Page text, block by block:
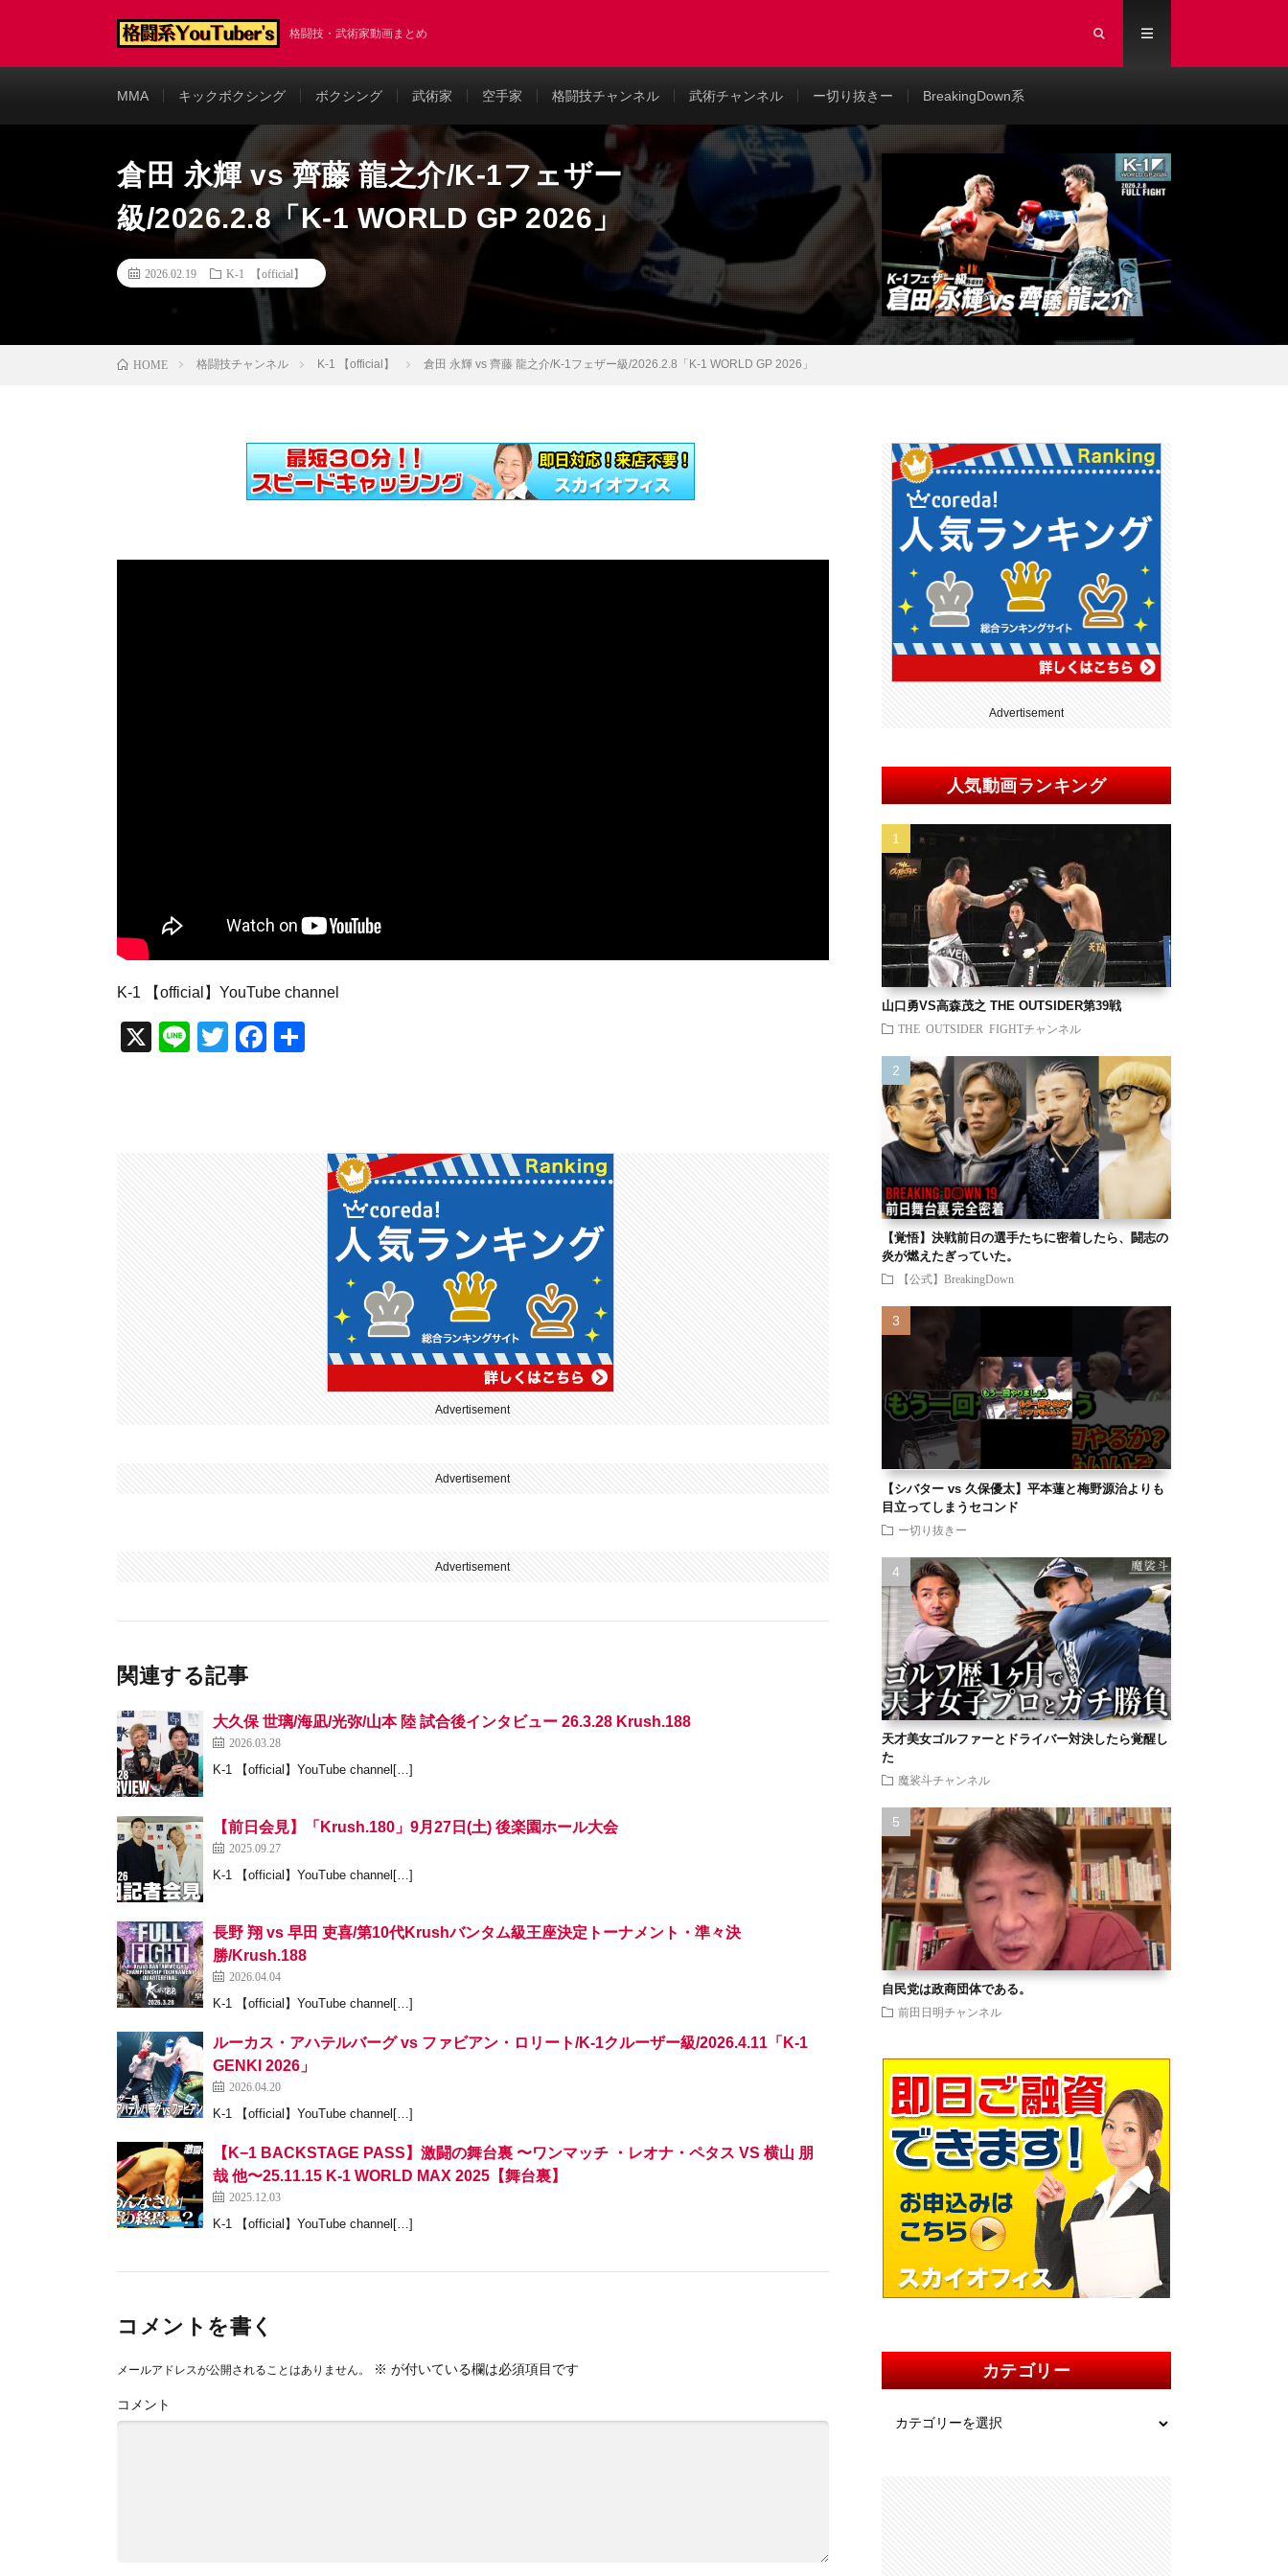
格闘技・武術家動画まとめ
MMA キックボクシング ボクシング 武術家 空手家 格闘技チャンネル 武術チャンネル ー切り抜きー BreakingDown系
倉田 永輝 vs 齊藤 龍之介/K-1フェザー
級/2026.2.8「K-1 WORLD GP 2026」
2026.02.19 K-1 【official】
HOME 格闘技チャンネル K-1 【official】 倉田 永輝 vs 齊藤 龍之介/K-1フェザー級/2026.2.8「K-1 WORLD GP 2026」
K-1 【official】YouTube channel
X
Li
T
F
Advertisement
Advertisement
Advertisement
関連する記事
大久保 世璃/海凪/光弥/山本 陸 試合後インタビュー 26.3.28 Krush.188
2026.03.28
K-1 【official】YouTube channel[…]
【前日会見】「Krush.180」9月27日(土) 後楽園ホール大会
2025.09.27
K-1 【official】YouTube channel[…]
長野 翔 vs 早田 吏喜/第10代Krushバンタム級王座決定トーナメント・準々決
勝/Krush.188
2026.04.04
K-1 【official】YouTube channel[…]
ルーカス・アハテルバーグ vs ファビアン・ロリート/K-1クルーザー級/2026.4.11「K-1
GENKI 2026」
2026.04.20
K-1 【official】YouTube channel[…]
【K−1 BACKSTAGE PASS】激闘の舞台裏 〜ワンマッチ ・レオナ・ペタス VS 横山 朋
哉 他〜25.11.15 K-1 WORLD MAX 2025【舞台裏】
2025.12.03
K-1 【official】YouTube channel[…]
コメントを書く
メールアドレスが公開されることはありません。 ※ が付いている欄は必須項目です
コメント
Advertisement
人気動画ランキング
山口勇VS高森茂之 THE OUTSIDER第39戦
THE OUTSIDER FIGHTチャンネル
【覚悟】決戦前日の選手たちに密着したら、闘志の
炎が燃えたぎっていた。
【公式】BreakingDown
【シバター vs 久保優太】平本蓮と梅野源治よりも
目立ってしまうセコンド
ー切り抜きー
天才美女ゴルファーとドライバー対決したら覚醒し
た
魔裟斗チャンネル
自民党は政商団体である。
前田日明チャンネル
カテゴリー